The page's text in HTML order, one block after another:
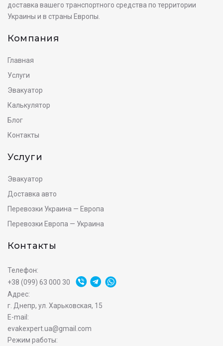
доставка вашего транспортного средства по территории
Украины и в страны Европы.
Компания
Главная
Услуги
Эвакуатор
Калькулятор
Блог
Контакты
Услуги
Эвакуатор
Доставка авто
Перевозки Украина — Европа
Перевозки Европа — Украина
Контакты
Телефон:
+38 (099) 63 000 30
Адрес:
г. Днепр, ул. Харьковская, 15
E-mail:
evakexpert.ua@gmail.com
Режим работы: